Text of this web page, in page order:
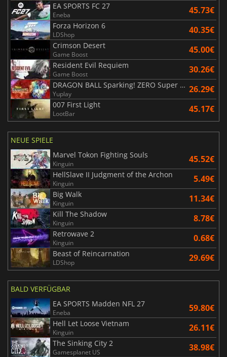
EA SPORTS FC 27
Eneba 45.73€
Forza Horizon 6
LDShop 40.35€
Crimson Desert
Game Boost 45.00€
Resident Evil Requiem
Game Boost 30.26€
DRAGON BALL Sparking! ZERO Super Limit Breaking NEO
Yuplay 26.29€
007 First Light
LootBar 45.17€
NEUE SPIELE
Marvel Tokon Fighting Souls
Kinguin 45.52€
HellSlave II Judgment of the Archon
Kinguin 5.49€
Big Walk
Kinguin 11.34€
Kill The Shadow
Kinguin 8.78€
Retrowave 2
Kinguin 0.68€
Beast of Reincarnation
LDShop 29.69€
BALD VERFÜGBAR
EA SPORTS Madden NFL 27
Eneba 59.80€
Hell Let Loose Vietnam
Kinguin 26.11€
The Sinking City 2
Gamesplanet US 38.98€